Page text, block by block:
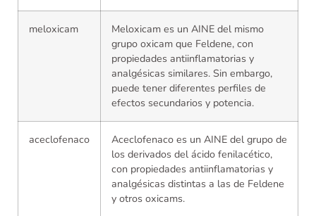
meloxicam
Meloxicam es un AINE del mismo
grupo oxicam que Feldene, con
propiedades antiinflamatorias y
analgésicas similares. Sin embargo,
puede tener diferentes perfiles de
efectos secundarios y potencia.
aceclofenaco
Aceclofenaco es un AINE del grupo de
los derivados del ácido fenilacético,
con propiedades antiinflamatorias y
analgésicas distintas a las de Feldene
y otros oxicams.